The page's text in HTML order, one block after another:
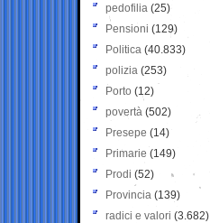
pedofilia (25)
Pensioni (129)
Politica (40.833)
polizia (253)
Porto (12)
povertà (502)
Presepe (14)
Primarie (149)
Prodi (52)
Provincia (139)
radici e valori (3.682)